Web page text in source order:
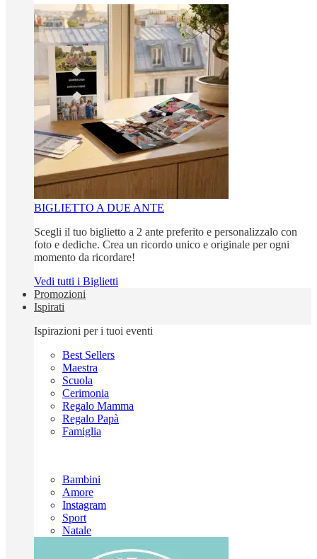
BIGLIETTO A DUE ANTE
Scegli il tuo biglietto a 2 ante preferito e personalizzalo con
foto e dediche. Crea un ricordo unico e originale per ogni
momento da ricordare!
Vedi tutti i Biglietti
Promozioni
Ispirati
Ispirazioni per i tuoi eventi
Best Sellers
Maestra
Scuola
Cerimonia
Regalo Mamma
Regalo Papà
Famiglia
Bambini
Amore
Instagram
Sport
Natale